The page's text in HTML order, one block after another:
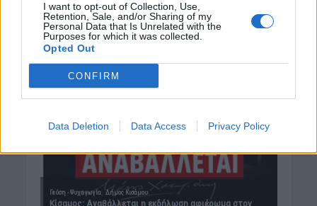
I want to opt-out of Collection, Use,
Retention, Sale, and/or Sharing of my
Personal Data that Is Unrelated with the
Purposes for which it was collected.
Opted Out
CONFIRM
Data Deletion Data Access Privacy Policy